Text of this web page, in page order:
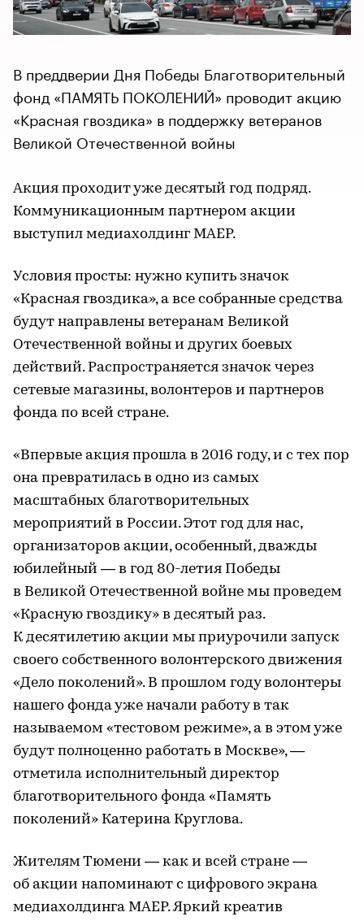
В преддверии Дня Победы Благотворительный
фонд «ПАМЯТЬ ПОКОЛЕНИЙ» проводит акцию
«Красная гвоздика» в поддержку ветеранов
Великой Отечественной войны
Акция проходит уже десятый год подряд.
Коммуникационным партнером акции
выступил медиахолдинг МАЕР.
Условия просты: нужно купить значок
«Красная гвоздика», а все собранные средства
будут направлены ветеранам Великой
Отечественной войны и других боевых
действий. Распространяется значок через
сетевые магазины, волонтеров и партнеров
фонда по всей стране.
«Впервые акция прошла в 2016 году, и с тех пор
она превратилась в одно из самых
масштабных благотворительных
мероприятий в России. Этот год для нас,
организаторов акции, особенный, дважды
юбилейный — в год 80-летия Победы
в Великой Отечественной войне мы проведем
«Красную гвоздику» в десятый раз.
К десятилетию акции мы приурочили запуск
своего собственного волонтерского движения
«Дело поколений». В прошлом году волонтеры
нашего фонда уже начали работу в так
называемом «тестовом режиме», а в этом уже
будут полноценно работать в Москве», —
отметила исполнительный директор
благотворительного фонда «Память
поколений» Катерина Круглова.
Жителям Тюмени — как и всей стране —
об акции напоминают с цифрового экрана
медиахолдинга МАЕР. Яркий креатив